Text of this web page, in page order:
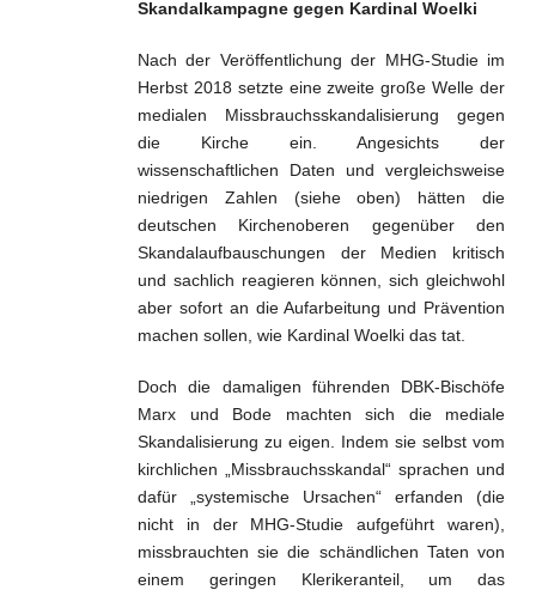
Skandalkampagne gegen Kardinal Woelki
Nach der Veröffentlichung der MHG-Studie im
Herbst 2018 setzte eine zweite große Welle der
medialen Missbrauchsskandalisierung gegen
die Kirche ein. Angesichts der
wissenschaftlichen Daten und vergleichsweise
niedrigen Zahlen (siehe oben) hätten die
deutschen Kirchenoberen gegenüber den
Skandalaufbauschungen der Medien kritisch
und sachlich reagieren können, sich gleichwohl
aber sofort an die Aufarbeitung und Prävention
machen sollen, wie Kardinal Woelki das tat.
Doch die damaligen führenden DBK-Bischöfe
Marx und Bode machten sich die mediale
Skandalisierung zu eigen. Indem sie selbst vom
kirchlichen „Missbrauchsskandal“ sprachen und
dafür „systemische Ursachen“ erfanden (die
nicht in der MHG-Studie aufgeführt waren),
missbrauchten sie die schändlichen Taten von
einem geringen Klerikeranteil, um das